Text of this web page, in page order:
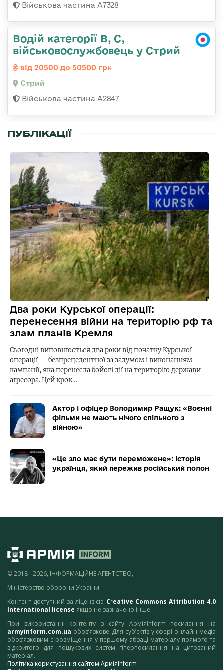
Військова частина А7328
Водій категорії B, C,
військовослужбовець у Стрий
від 20500 до 50500 грн
Стрий
Військова частина А2847
ПУБЛІКАЦІЇ
Два роки Курської операції:
перенесення війни на територію рф та
злам планів Кремля
Сьогодні виповнюється два роки від початку Курської
операції — безпрецедентної за задумом і виконанням
кампанії, яка перенесла бойові дії на територію держави-
агресора. Цей крок…
Актор і офіцер Володимир Ращук: «Воєнні
фільми не мають нічого спільного з
війною»
«Це зло має бути переможене»: історія
українця, який пережив російський полон
© 2018 - 2026, ІНФОРМАЦІЙНЕ АГЕНТСТВО,
Міністерство оборони України
Контент доступний за ліцензією Creative Commons Attribution 4.0
International license якщо не зазначено інше.
При використанні контенту з сайту АрміяInform посилання на
armyinform.com.ua обов’язкове. Для суб’єктів у сфері онлайн-медіа
обов’язковим є розміщення у першому абзаці матеріалу прямого та
відкритого для пошукових систем гіперпосилання на цитований
матеріал.
Політика користування сайтом АрміяInform